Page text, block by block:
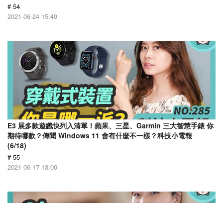
# 54
2021-06-24 15:49
E3 展多款遊戲快列入清單！蘋果、三星、Garmin 三大智慧手錶 你
期待哪款？傳聞 Windows 11 會有什麼不一樣？科技小電報
(6/18)
# 55
2021-06-17 13:00